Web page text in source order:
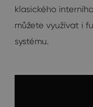
klasického
můžete využívat i
systému.